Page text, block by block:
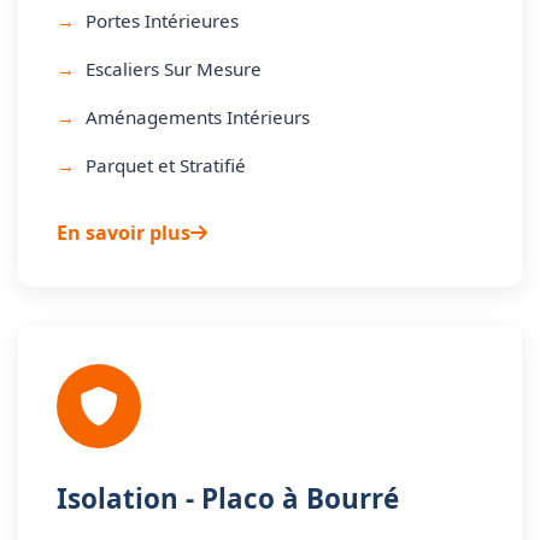
Portes Intérieures
Escaliers Sur Mesure
Aménagements Intérieurs
Parquet et Stratifié
En savoir plus
Isolation - Placo à Bourré